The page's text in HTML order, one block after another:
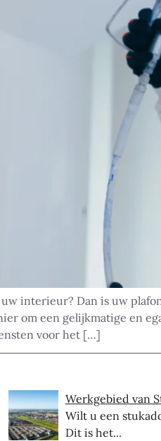
interieur? Dan is uw
om een gelijkmatige en
voor het […]
Werkgebied van
Wilt u een
Dit is het...